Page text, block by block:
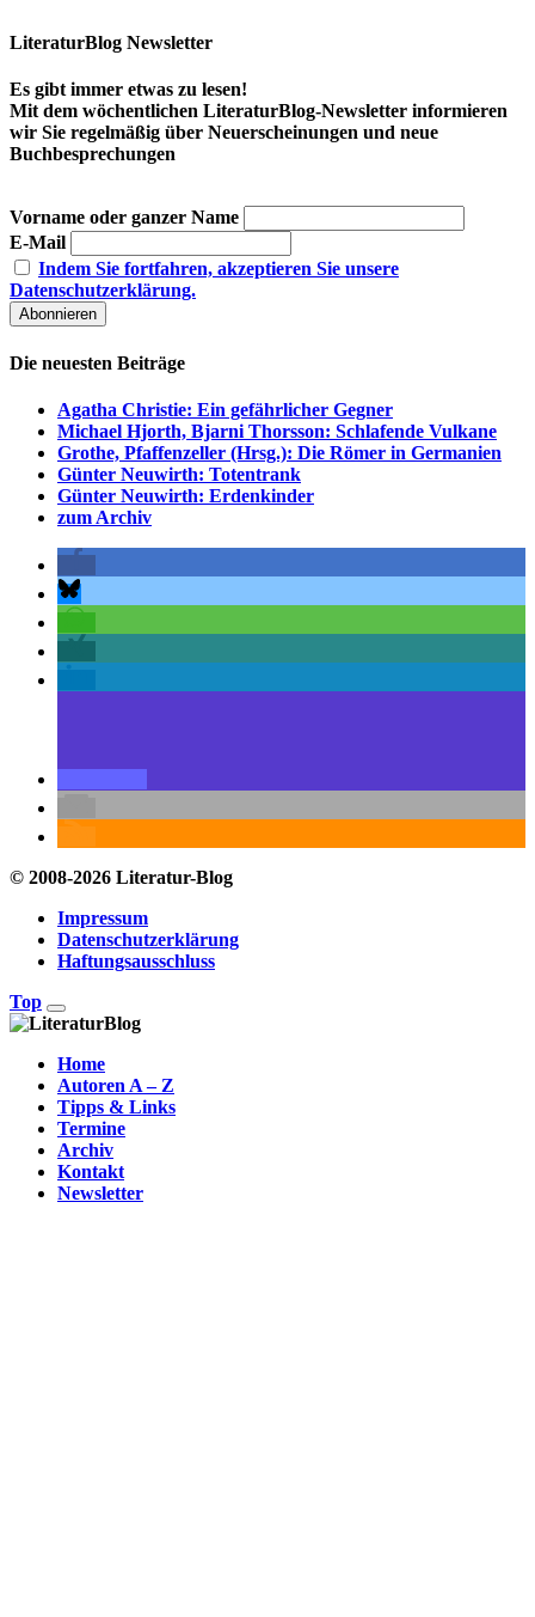
LiteraturBlog Newsletter
Es gibt immer etwas zu lesen!
Mit dem wöchentlichen LiteraturBlog-Newsletter informieren
wir Sie regelmäßig über Neuerscheinungen und neue
Buchbesprechungen
Vorname oder ganzer Name
E-Mail
Indem Sie fortfahren, akzeptieren Sie unsere
Datenschutzerklärung.
Die neuesten Beiträge
Agatha Christie: Ein gefährlicher Gegner
Michael Hjorth, Bjarni Thorsson: Schlafende Vulkane
Grothe, Pfaffenzeller (Hrsg.): Die Römer in Germanien
Günter Neuwirth: Totentrank
Günter Neuwirth: Erdenkinder
zum Archiv
© 2008-2026 Literatur-Blog
Impressum
Datenschutzerklärung
Haftungsausschluss
Top
Home
Autoren A – Z
Tipps & Links
Termine
Archiv
Kontakt
Newsletter